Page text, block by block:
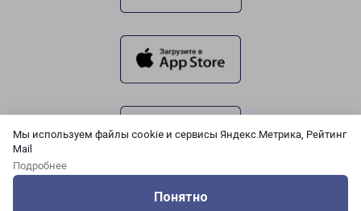
Мы используем файлы cookie и сервисы Яндекс.Метрика, Рейтинг
Mail
Подробнее
Понятно